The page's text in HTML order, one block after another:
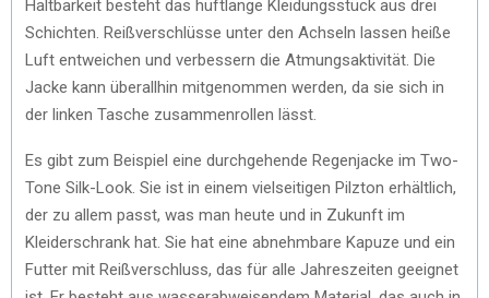
Haltbarkeit besteht das hüftlange Kleidungsstück aus drei
Schichten. Reißverschlüsse unter den Achseln lassen heiße
Luft entweichen und verbessern die Atmungsaktivität. Die
Jacke kann überallhin mitgenommen werden, da sie sich in
der linken Tasche zusammenrollen lässt.
Es gibt zum Beispiel eine durchgehende Regenjacke im Two-
Tone Silk-Look. Sie ist in einem vielseitigen Pilzton erhältlich,
der zu allem passt, was man heute und in Zukunft im
Kleiderschrank hat. Sie hat eine abnehmbare Kapuze und ein
Futter mit Reißverschluss, das für alle Jahreszeiten geeignet